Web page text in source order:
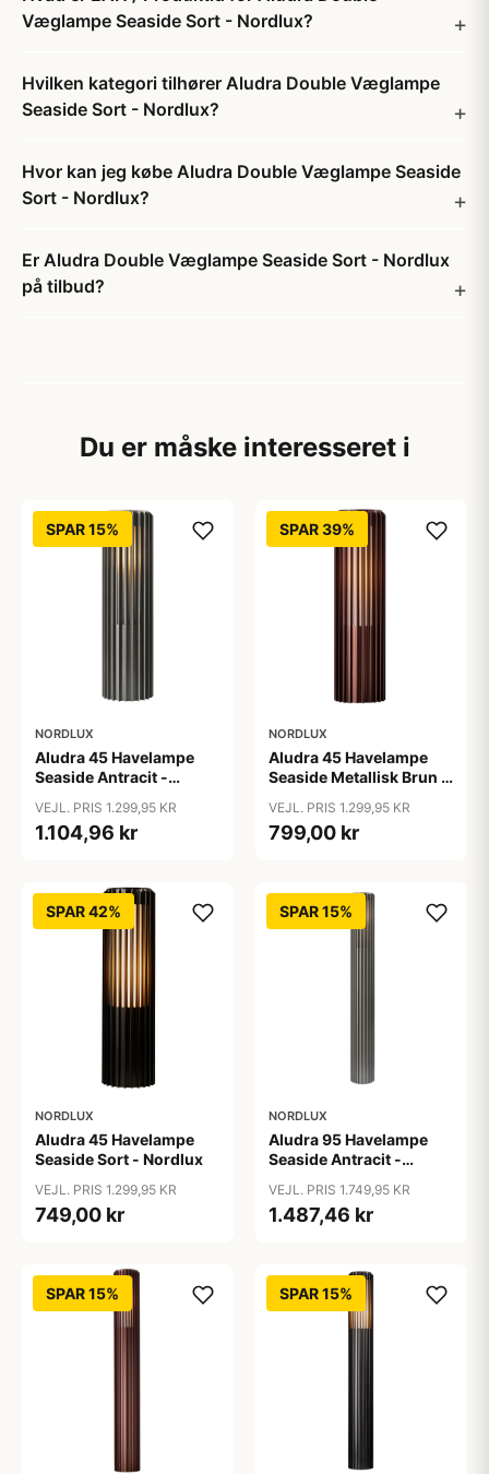
Væglampe Seaside Sort - Nordlux?
Hvilken kategori tilhører Aludra Double Væglampe
Seaside Sort - Nordlux?
Hvor kan jeg købe Aludra Double Væglampe Seaside
Sort - Nordlux?
Er Aludra Double Væglampe Seaside Sort - Nordlux
på tilbud?
Du er måske interesseret i
SPAR 15%
NORDLUX
Aludra 45 Havelampe
Seaside Antracit -
VEJL. PRIS 1.299,95 KR
1.104,96 kr
SPAR 39%
NORDLUX
Aludra 45 Havelampe
Seaside Metallisk Brun -
VEJL. PRIS 1.299,95 KR
799,00 kr
SPAR 42%
NORDLUX
Aludra 45 Havelampe
Seaside Sort - Nordlux
VEJL. PRIS 1.299,95 KR
749,00 kr
SPAR 15%
NORDLUX
Aludra 95 Havelampe
Seaside Antracit -
VEJL. PRIS 1.749,95 KR
1.487,46 kr
SPAR 15% SPAR 15%